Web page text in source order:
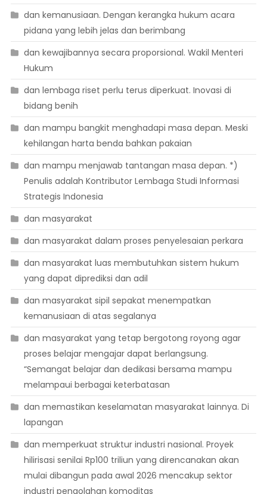
dan kemanusiaan. Dengan kerangka hukum acara
pidana yang lebih jelas dan berimbang
dan kewajibannya secara proporsional. Wakil Menteri
Hukum
dan lembaga riset perlu terus diperkuat. Inovasi di
bidang benih
dan mampu bangkit menghadapi masa depan. Meski
kehilangan harta benda bahkan pakaian
dan mampu menjawab tantangan masa depan. *)
Penulis adalah Kontributor Lembaga Studi Informasi
Strategis Indonesia
dan masyarakat
dan masyarakat dalam proses penyelesaian perkara
dan masyarakat luas membutuhkan sistem hukum
yang dapat diprediksi dan adil
dan masyarakat sipil sepakat menempatkan
kemanusiaan di atas segalanya
dan masyarakat yang tetap bergotong royong agar
proses belajar mengajar dapat berlangsung.
“Semangat belajar dan dedikasi bersama mampu
melampaui berbagai keterbatasan
dan memastikan keselamatan masyarakat lainnya. Di
lapangan
dan memperkuat struktur industri nasional. Proyek
hilirisasi senilai Rp100 triliun yang direncanakan akan
mulai dibangun pada awal 2026 mencakup sektor
industri pengolahan komoditas